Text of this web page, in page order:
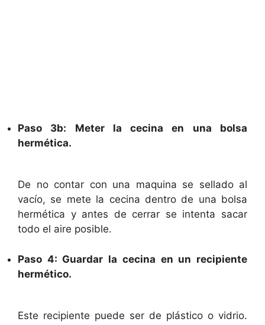
Paso 3b: Meter la cecina en una bolsa
hermética.
De no contar con una maquina se sellado al
vacío, se mete la cecina dentro de una bolsa
hermética y antes de cerrar se intenta sacar
todo el aire posible.
Paso 4: Guardar la cecina en un recipiente
hermético.
Este recipiente puede ser de plástico o vidrio.